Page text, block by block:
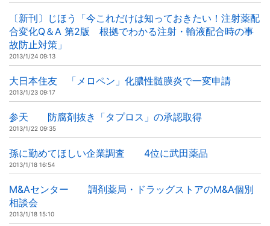
〔新刊〕じほう「今これだけは知っておきたい！注射薬配
合変化Q＆A 第2版 根拠でわかる注射・輸液配合時の事
故防止対策」
2013/1/24 09:13
大日本住友 「メロペン」化膿性髄膜炎で一変申請
2013/1/23 09:17
参天 防腐剤抜き「タプロス」の承認取得
2013/1/22 09:35
孫に勤めてほしい企業調査 4位に武田薬品
2013/1/18 16:54
M&Aセンター 調剤薬局・ドラッグストアのM&A個別
相談会
2013/1/18 15:10